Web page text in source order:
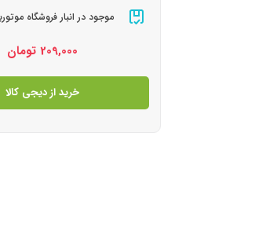
موجود در انبار فروشگاه
209,000 تومان
خرید از دیجی کالا